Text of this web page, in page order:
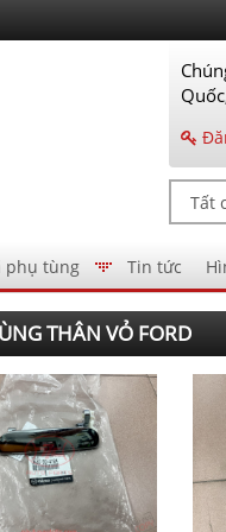
phụ tùng Tin tức
THÂN VỎ FORD